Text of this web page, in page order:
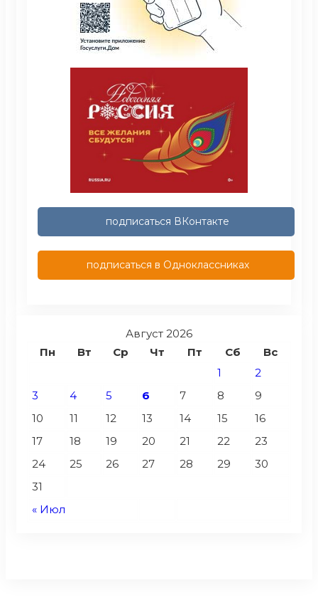
подписаться ВКонтакте
подписаться в Одноклассниках
Август 2026
Пн
Вт Ср Чт Пт Сб Вс
« Июл
1
2
3
4 5 6 7 8
9
10
11 12 13 14 15
16
17
18 19 20 21 22
23
24
25 26 27 28 29
30
31